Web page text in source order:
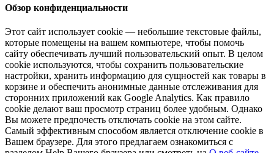
Обзор конфиденциальности
Этот сайт использует cookie — небольшие текстовые файлы,
которые помещены на вашем компьютере, чтобы помочь
сайту обеспечивать лучший пользовательский опыт. В целом
cookie используются, чтобы сохранить пользовательские
настройки, хранить информацию для сущностей как товары в
корзине и обеспечить анонимные данные отслеживания для
сторонних приложений как Google Analytics. Как правило
cookie делают ваш просмотр страниц более удобным. Однако
Вы можете предпочесть отключать cookie на этом сайте.
Самый эффективным способом является отключение cookie в
Вашем браузере. Для этого предлагаем ознакомиться с